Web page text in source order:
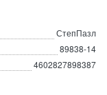
СтепПазл
89838-14
4602827898387